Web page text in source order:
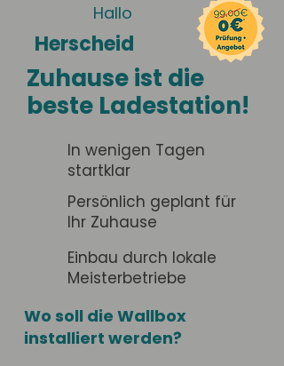
Hallo
Herscheid
Zuhause ist die
beste Ladestation!
In wenigen Tagen
startklar
Persönlich geplant für
Ihr Zuhause
Einbau durch lokale
Meisterbetriebe
Wo soll die Wallbox
installiert werden?